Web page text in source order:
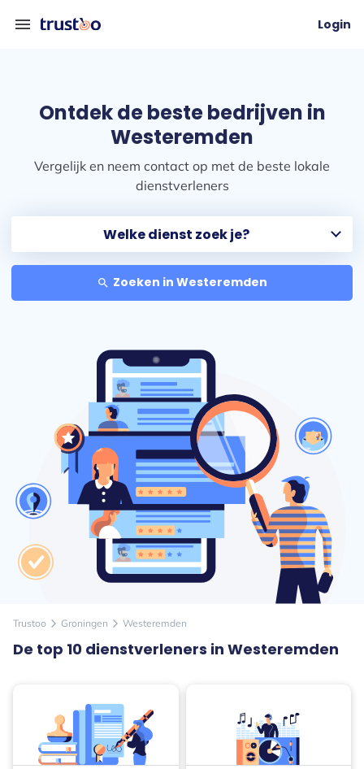
menu Login
Ontdek de beste bedrijven in
Westeremden
Vergelijk en neem contact op met de beste lokale
dienstverleners
search Zoeken in Westeremden
Trustoo arrow_forward_ios Groningen arrow_forward_ios Westeremden
De top 10 dienstverleners in Westeremden